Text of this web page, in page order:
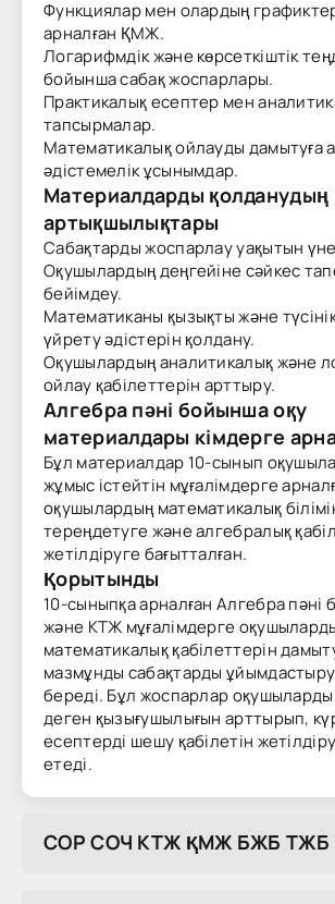
Функциялар мен олардың
арналған ҚМЖ.
Логарифмдік және көрсеткіштік
бойынша сабақ жоспарлары.
Практикалық есептер мен
тапсырмалар.
Математикалық ойлауды дамытуға
әдістемелік ұсынымдар.
Материалдарды қолданудың
артықшылықтары
Сабақтарды жоспарлау уақытын
Оқушылардың деңгейіне сәйкес
бейімдеу.
Математиканы қызықты және
үйрету әдістерін қолдану.
Оқушылардың аналитикалық және
ойлау қабілеттерін арттыру.
Алгебра пәні бойынша оқу
материалдары кімдерге
Бұл материалдар 10-сынып
жұмыс істейтін мұғалімдерге
оқушылардың математикалық
тереңдетуге және алгебралық
жетілдіруге бағытталған.
Қорытынды
10-сыныпқа арналған Алгебра
және КТЖ мұғалімдерге
математикалық қабілеттерін
мазмұнды сабақтарды
береді. Бұл жоспарлар
деген қызығушылығын арттырып,
есептерді шешу қабілетін
етеді.
COP COЧ KTЖ ҚMЖ БЖБ TЖБ